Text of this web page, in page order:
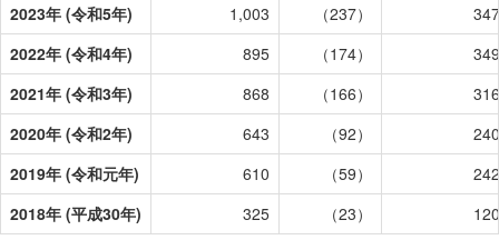
2023年 (令和5年)
1,003 （237）
347
2022年 (令和4年)
895 （174）
349
2021年 (令和3年)
868 （166）
316
2020年 (令和2年)
643 （92）
240
2019年 (令和元年)
610 （59）
242
2018年 (平成30年)
325 （23） 120